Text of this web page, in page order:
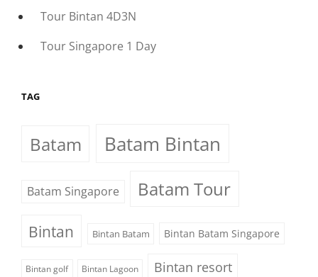
Tour Bintan 4D3N
Tour Singapore 1 Day
TAG
Batam Batam Bintan
Batam Singapore Batam Tour
Bintan Bintan Batam Bintan Batam Singapore
Bintan golf Bintan Lagoon Bintan resort